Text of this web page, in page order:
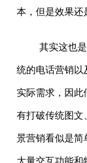
本，但是效果还
其实这也
统的电话营销以
实际需求，因此
有打破传统图文
景营销看似是简